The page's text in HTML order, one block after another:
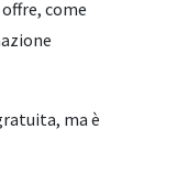
come
ma è